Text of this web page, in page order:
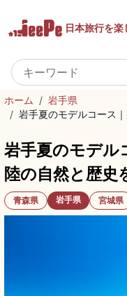
日本旅行を楽
ホーム / 岩手県
/ 岩手夏のモデルコース
岩手夏のモデル
陸の自然と歴史
青森県 岩手県 宮城県